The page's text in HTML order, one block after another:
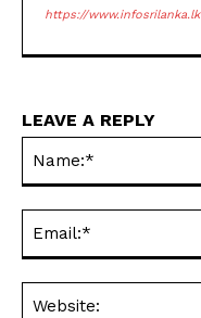
https://www.infosrilanka.lk
LEAVE A REPLY